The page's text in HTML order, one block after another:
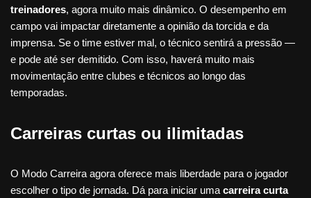
treinadores, agora muito mais dinâmico. O desempenho em
campo vai impactar diretamente a opinião da torcida e da
imprensa. Se o time estiver mal, o técnico sentirá a pressão —
e pode até ser demitido. Com isso, haverá muito mais
movimentação entre clubes e técnicos ao longo das
temporadas.
Carreiras curtas ou ilimitadas
O Modo Carreira agora oferece mais liberdade para o jogador
escolher o tipo de jornada. Dá para iniciar umacarreira curta